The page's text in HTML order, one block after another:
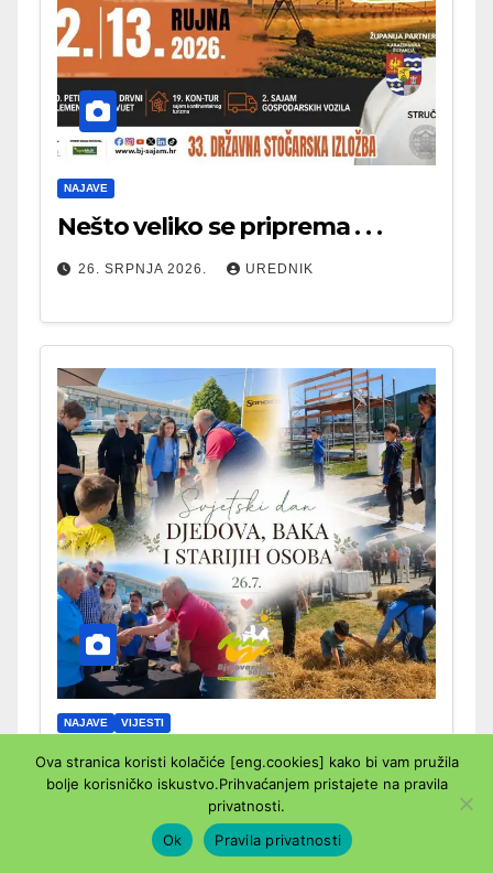
NAJAVE
Nešto veliko se priprema . . .
26. SRPNJA 2026. UREDNIK
NAJAVE VIJESTI
Svjetski dan djedova, baka i
starijih osoba
26. SRPNJA 2026. UREDNIK
Ova stranica koristi kolačiće [eng.cookies] kako bi vam pružila
bolje korisničko iskustvo.Prihvaćanjem pristajete na pravila
privatnosti.
Ok
Pravila privatnosti